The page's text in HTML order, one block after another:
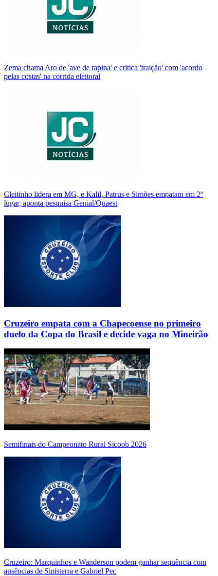
Zema chama Aro de 'ave de rapina' e critica 'traição' com 'acordo
pelas costas' na corrida eleitoral
Cleitinho lidera em MG, e Kalil, Patrus e Simões empatam em 2º
lugar, aponta pesquisa Genial/Quaest
Cruzeiro empata com a Chapecoense no primeiro
duelo da Copa do Brasil e decide vaga no Mineirão
Semifinais do Campeonato Rural Sicoob 2026
Cruzeiro: Marquinhos e Wanderson podem ganhar sequência com
ausências de Sinisterra e Gabriel Pec